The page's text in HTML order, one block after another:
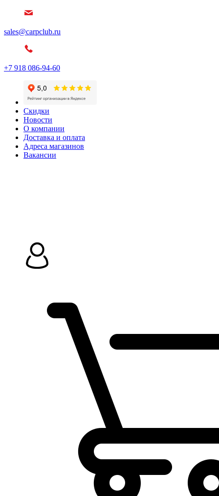
sales@carpclub.ru
+7 918 086-94-60
Скидки
Новости
О компании
Доставка и оплата
Адреса магазинов
Вакансии